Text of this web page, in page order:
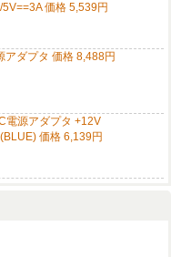
価格 5,539円
アダプタ 価格 8,488円
電源アダプタ +12V
価格 6,139円